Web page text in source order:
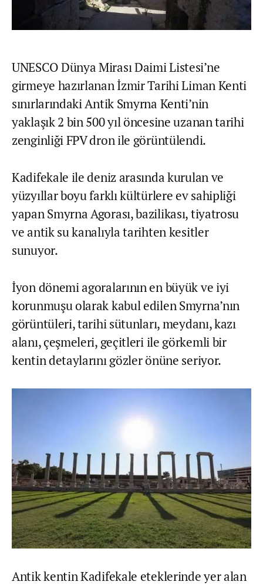
UNESCO Dünya Mirası Daimi Listesi’ne
girmeye hazırlanan İzmir Tarihi Liman Kenti
sınırlarındaki Antik Smyrna Kenti’nin
yaklaşık 2 bin 500 yıl öncesine uzanan tarihi
zenginliği FPV dron ile görüntülendi.
Kadifekale ile deniz arasında kurulan ve
yüzyıllar boyu farklı kültürlere ev sahipliği
yapan Smyrna Agorası, bazilikası, tiyatrosu
ve antik su kanalıyla tarihten kesitler
sunuyor.
İyon dönemi agoralarının en büyük ve iyi
korunmuşu olarak kabul edilen Smyrna’nın
görüntüleri, tarihi sütunları, meydanı, kazı
alanı, çeşmeleri, geçitleri ile görkemli bir
kentin detaylarını gözler önüne seriyor.
Antik kentin Kadifekale eteklerinde yer alan